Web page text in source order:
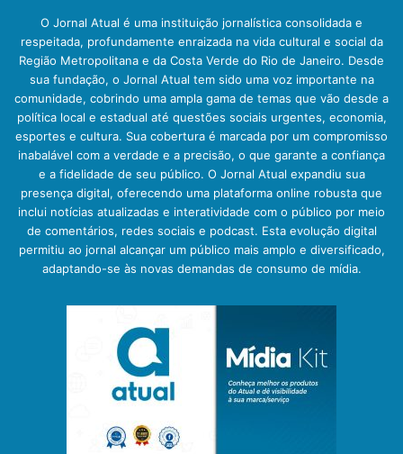
O Jornal Atual é uma instituição jornalística consolidada e
respeitada, profundamente enraizada na vida cultural e social da
Região Metropolitana e da Costa Verde do Rio de Janeiro. Desde
sua fundação, o Jornal Atual tem sido uma voz importante na
comunidade, cobrindo uma ampla gama de temas que vão desde a
política local e estadual até questões sociais urgentes, economia,
esportes e cultura. Sua cobertura é marcada por um compromisso
inabalável com a verdade e a precisão, o que garante a confiança
e a fidelidade de seu público. O Jornal Atual expandiu sua
presença digital, oferecendo uma plataforma online robusta que
inclui notícias atualizadas e interatividade com o público por meio
de comentários, redes sociais e podcast. Esta evolução digital
permitiu ao jornal alcançar um público mais amplo e diversificado,
adaptando-se às novas demandas de consumo de mídia.